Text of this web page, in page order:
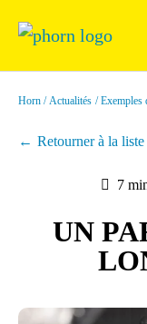
Horn Actualités Exemples
Retourner à la liste
7
UN